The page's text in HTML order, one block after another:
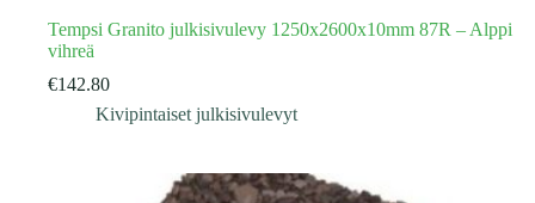
Tempsi Granito julkisivulevy 1250x2600x10mm 87R – Alppi
vihreä
€142.80
Kivipintaiset julkisivulevyt